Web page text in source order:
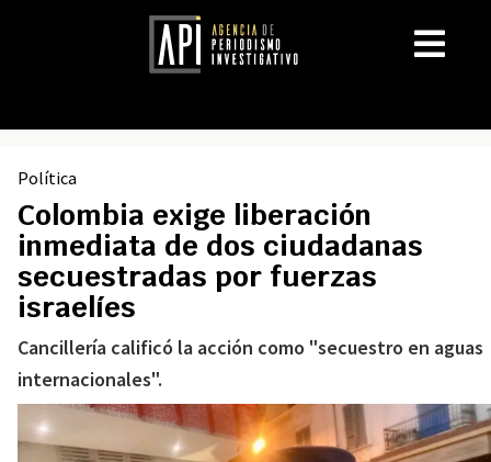
Política
Colombia exige liberación
inmediata de dos ciudadanas
secuestradas por fuerzas
israelíes
Cancillería calificó la acción como "secuestro en aguas
internacionales".